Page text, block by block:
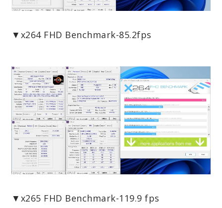
▼x264 FHD Benchmark-85.2fps
▼x265 FHD Benchmark-119.9 fps